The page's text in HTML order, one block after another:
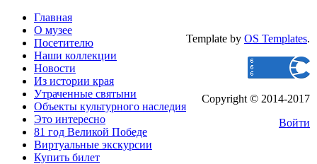
Главная
О музее
Посетителю
Наши коллекции
Новости
Из истории края
Утраченные святыни
Объекты культурного наследия
Это интересно
81 год Великой Победе
Виртуальные экскурсии
Купить билет
Template by OS Templates.
Copyright © 2014-2017
Войти